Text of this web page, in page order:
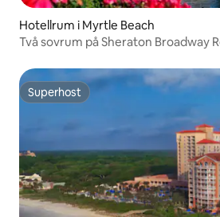
Hotellrum i Myrtle Beach
Två sovrum på Sheraton Broadway
Superhost
Superhost